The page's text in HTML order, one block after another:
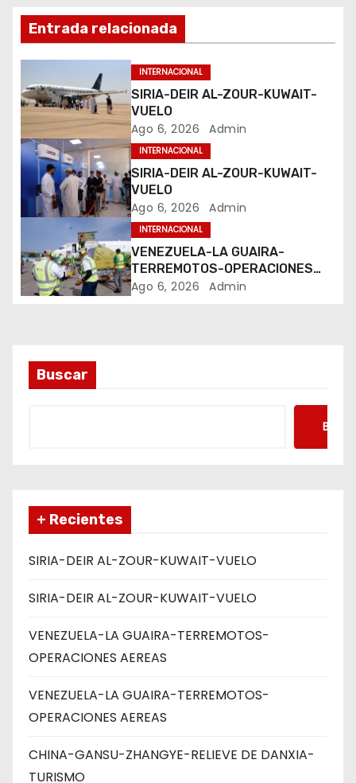
ó
n
d
e
e
n
t
r
a
s
Entrada relacionada
INTERNACIONAL
SIRIA-DEIR AL-ZOUR-KUWAIT-
VUELO
Ago 6, 2026 Admin
INTERNACIONAL
SIRIA-DEIR AL-ZOUR-KUWAIT-
VUELO
Ago 6, 2026 Admin
INTERNACIONAL
VENEZUELA-LA GUAIRA-
TERREMOTOS-OPERACIONES
AEREAS
Ago 6, 2026 Admin
Buscar
+ Recientes
SIRIA-DEIR AL-ZOUR-KUWAIT-VUELO
SIRIA-DEIR AL-ZOUR-KUWAIT-VUELO
VENEZUELA-LA GUAIRA-TERREMOTOS-
OPERACIONES AEREAS
VENEZUELA-LA GUAIRA-TERREMOTOS-
OPERACIONES AEREAS
CHINA-GANSU-ZHANGYE-RELIEVE DE DANXIA-
TURISMO